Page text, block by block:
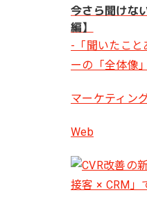
今さら聞けな
編】
-「聞いたこと
ーの「全体像
マーケティン
Web